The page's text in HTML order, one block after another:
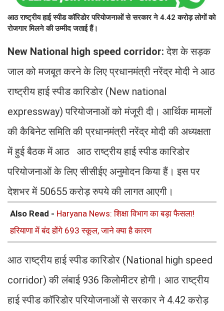
आठ राष्ट्रीय हाई स्पीड कॉरिडोर परियोजनाओं से सरकार ने 4.42 करोड़ लोगों को
रोजगार मिलने की उम्मीद जताई हैं।
New National high speed corridor:देश के सड़क
जाल को मजबूत करने के लिए प्रधानमंत्री नरेंद्र मोदी ने आठ
राष्ट्रीय हाई स्पीड कारिडोर (New national
expressway) परियोजनाओं को मंजूरी दी। आर्थिक मामलों
की कैबिनेट समिति की प्रधानमंत्री नरेंद्र मोदी की अध्यक्षता
में हुई बैठक में आठ आठ राष्ट्रीय हाई स्पीड कारिडोर
परियोजनाओं के लिए सीसीईए अनुमोदन किया हैं। इस पर
देशभर में 50655 करोड़ रुपये की लागत आएगी।
Also Read - Haryana News: शिक्षा विभाग का बड़ा फैसला!
हरियाणा में बंद होंगे 693 स्कूल, जाने क्या है कारण
आठ राष्ट्रीय हाई स्पीड कारिडोर (National high speed
corridor) की लंबाई 936 किलोमीटर होगी। आठ राष्ट्रीय
हाई स्पीड कॉरिडोर परियोजनाओं से सरकार ने 4.42 करोड़